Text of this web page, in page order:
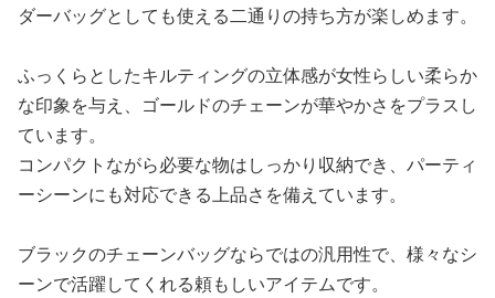
ダーバッグとしても使える二通りの持ち方が楽しめます。
ふっくらとしたキルティングの立体感が女性らしい柔らか
な印象を与え、ゴールドのチェーンが華やかさをプラスし
ています。
コンパクトながら必要な物はしっかり収納でき、パーティ
ーシーンにも対応できる上品さを備えています。
ブラックのチェーンバッグならではの汎用性で、様々なシ
ーンで活躍してくれる頼もしいアイテムです。